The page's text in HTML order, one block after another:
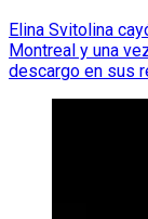
Elina Svitolina
Montreal y una
descargo en sus